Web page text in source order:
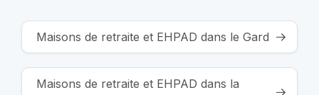
Maisons de retraite et EHPAD dans le Gard
Maisons de retraite et EHPAD dans la